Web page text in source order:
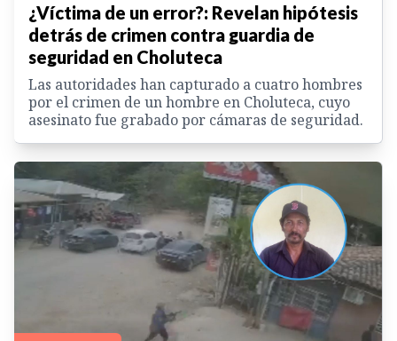
¿Víctima de un error?: Revelan hipótesis
detrás de crimen contra guardia de
seguridad en Choluteca
Las autoridades han capturado a cuatro hombres
por el crimen de un hombre en Choluteca, cuyo
asesinato fue grabado por cámaras de seguridad.